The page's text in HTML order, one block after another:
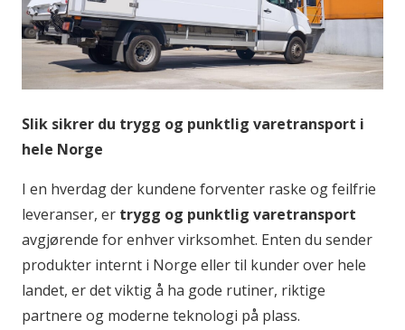
Slik sikrer du trygg og punktlig varetransport i
hele Norge
I en hverdag der kundene forventer raske og feilfrie
leveranser, er trygg og punktlig varetransport
avgjørende for enhver virksomhet. Enten du sender
produkter internt i Norge eller til kunder over hele
landet, er det viktig å ha gode rutiner, riktige
partnere og moderne teknologi på plass.